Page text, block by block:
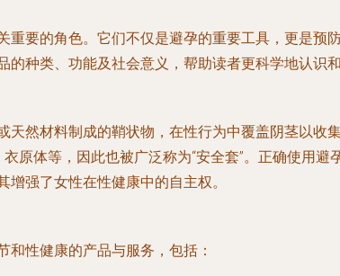
要的角色。它们不仅是避孕的重要工具，更是预
种类、功能及社会意义，帮助读者更科学地认识
然材料制成的鞘状物，在性行为中覆盖阴茎以
原体等，因此也被广泛称为“安全套”。正确使用
强了女性在性健康中的自主权。
性健康的产品与服务，包括：